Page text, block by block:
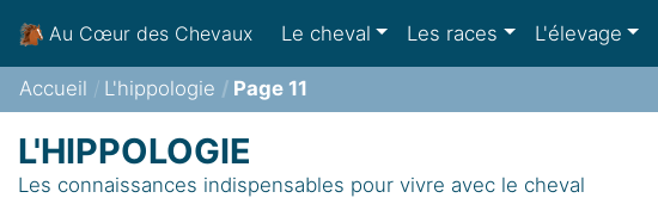
Au Cœur des Chevaux Le cheval Les races L'élevage
Accueil L'hippologie Page 11
L'HIPPOLOGIE
Les connaissances indispensables pour vivre avec le cheval